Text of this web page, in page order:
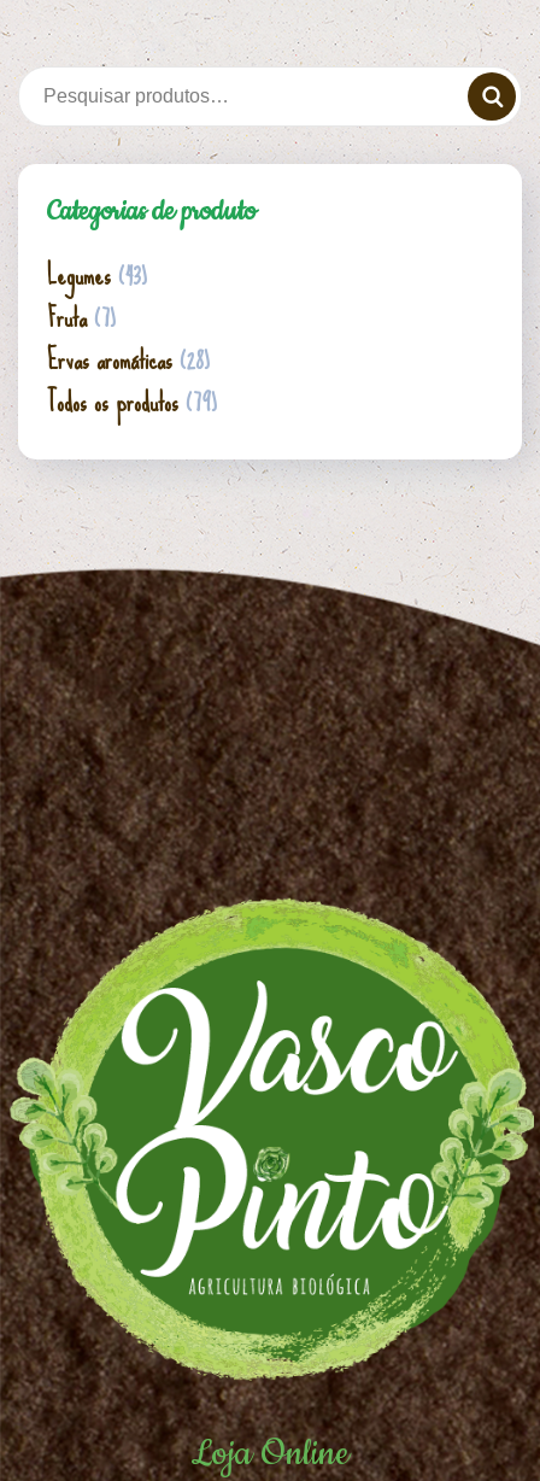
Categorias de produto
Legumes(43)
Fruta(7)
Ervas aromáticas(28)
Todos os produtos(79)
Loja Online